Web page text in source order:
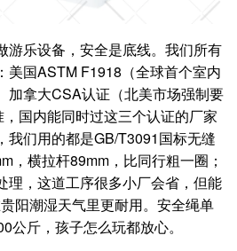
游乐设备，安全是底线。我们所有
美国ASTM F1918（全球首个室内
加拿大CSA认证（北美市场强制要
国内能同时过这三个认证的厂家
我们用的都是GB/T3091国标无缝
，横拉杆89mm，比同行粗一圈；
理，这道工序很多小厂会省，但能
阳潮湿天气里更耐用。安全绳单
公斤，孩子怎么玩都放心。